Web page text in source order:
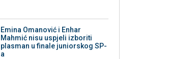
Emina Omanović i Enhar
Mahmić nisu uspjeli izboriti
plasman u finale juniorskog SP-
a